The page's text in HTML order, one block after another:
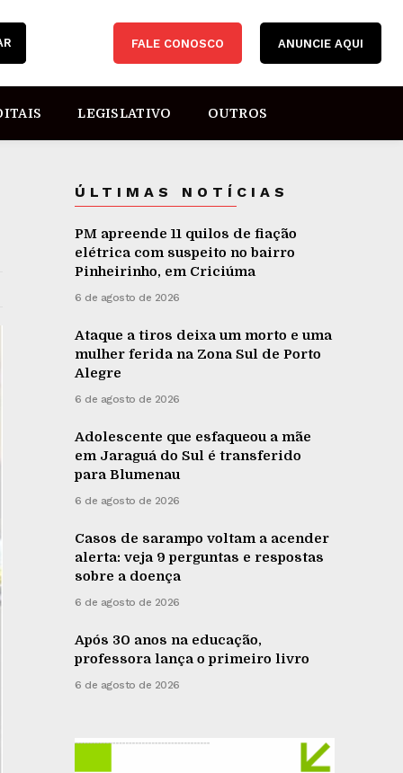
FALE CONOSCO ANUNCIE AQUI
LEGISLATIVO OUTROS
ÚLTIMAS NOTÍCIAS
PM apreende 11 quilos de fiação
elétrica com suspeito no bairro
Pinheirinho, em Criciúma
6 de agosto de 2026
Ataque a tiros deixa um morto e uma
mulher ferida na Zona Sul de Porto
Alegre
6 de agosto de 2026
Adolescente que esfaqueou a mãe
em Jaraguá do Sul é transferido
para Blumenau
6 de agosto de 2026
Casos de sarampo voltam a acender
alerta: veja 9 perguntas e respostas
sobre a doença
6 de agosto de 2026
Após 30 anos na educação,
professora lança o primeiro livro
6 de agosto de 2026